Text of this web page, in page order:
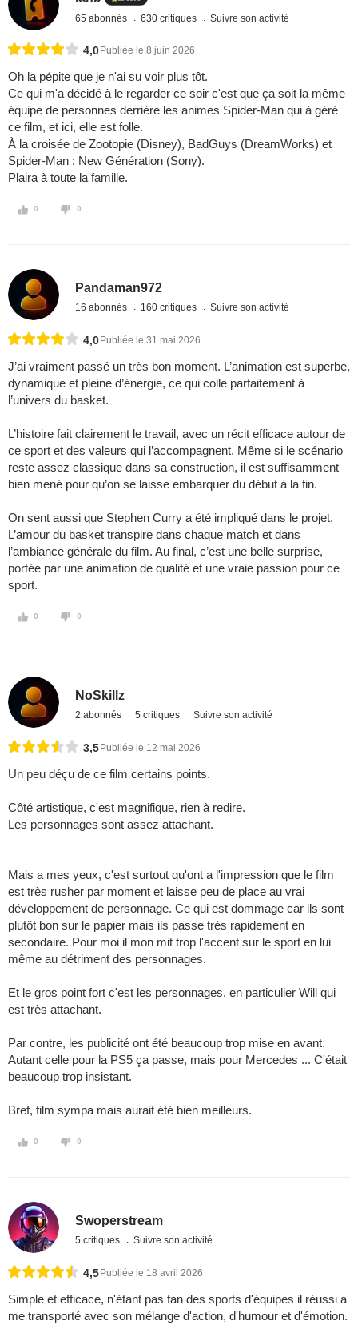
65 abonnés 630 critiques Suivre son activité
4,0 Publiée le 8 juin 2026
Oh la pépite que je n'ai su voir plus tôt.
Ce qui m'a décidé à le regarder ce soir c'est que ça soit la même
équipe de personnes derrière les animes Spider-Man qui à géré
ce film, et ici, elle est folle.
À la croisée de Zootopie (Disney), BadGuys (DreamWorks) et
Spider-Man : New Génération (Sony).
Plaira à toute la famille.
0 0
Pandaman972
16 abonnés 160 critiques Suivre son activité
4,0 Publiée le 31 mai 2026
J’ai vraiment passé un très bon moment. L’animation est superbe,
dynamique et pleine d’énergie, ce qui colle parfaitement à
l’univers du basket.
L’histoire fait clairement le travail, avec un récit efficace autour de
ce sport et des valeurs qui l’accompagnent. Même si le scénario
reste assez classique dans sa construction, il est suffisamment
bien mené pour qu’on se laisse embarquer du début à la fin.
On sent aussi que Stephen Curry a été impliqué dans le projet.
L’amour du basket transpire dans chaque match et dans
l’ambiance générale du film. Au final, c’est une belle surprise,
portée par une animation de qualité et une vraie passion pour ce
sport.
0 0
NoSkillz
2 abonnés 5 critiques Suivre son activité
3,5 Publiée le 12 mai 2026
Un peu déçu de ce film certains points.
Côté artistique, c'est magnifique, rien à redire.
Les personnages sont assez attachant.
Mais a mes yeux, c'est surtout qu'ont a l'impression que le film
est très rusher par moment et laisse peu de place au vrai
développement de personnage. Ce qui est dommage car ils sont
plutôt bon sur le papier mais ils passe très rapidement en
secondaire. Pour moi il mon mit trop l'accent sur le sport en lui
même au détriment des personnages.
Et le gros point fort c'est les personnages, en particulier Will qui
est très attachant.
Par contre, les publicité ont été beaucoup trop mise en avant.
Autant celle pour la PS5 ça passe, mais pour Mercedes ... C'était
beaucoup trop insistant.
Bref, film sympa mais aurait été bien meilleurs.
0 0
Swoperstream
5 critiques Suivre son activité
4,5 Publiée le 18 avril 2026
Simple et efficace, n'étant pas fan des sports d'équipes il réussi a
me transporté avec son mélange d'action, d'humour et d'émotion.